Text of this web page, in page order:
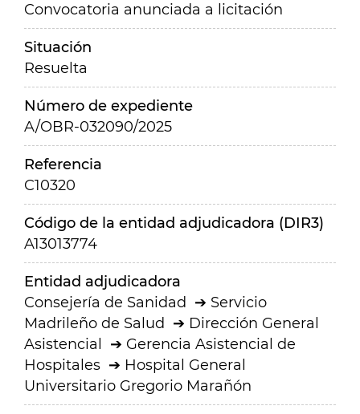
Convocatoria anunciada a licitación
Situación
Resuelta
Número de expediente
A/OBR-032090/2025
Referencia
C10320
Código de la entidad adjudicadora (DIR3)
A13013774
Entidad adjudicadora
Consejería de Sanidad
Servicio
Madrileño de Salud
Dirección General
Asistencial
Gerencia Asistencial de
Hospitales
Hospital General
Universitario Gregorio Marañón